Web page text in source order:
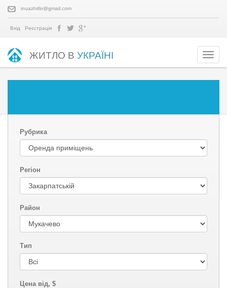
inuazhitlo@gmail.com
Вхід Реєстрація
ЖИТЛО В УКРАЇНІ
Рубрика
Регіон
Район
Тип
Цена від, $